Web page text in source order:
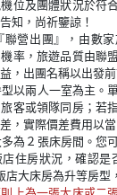
位及團體狀況於符
知，尚祈鑒諒！
聯營出團』，由數
率，旅遊品質由聯
，出團名稱以出發
以兩人一室為主。
客或領隊同房；若
，實際價差費用以
為２張床房間。您
住房狀況，確認是
店大床房為升等房型